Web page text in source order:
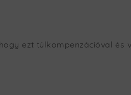
hogy ezt túlkompenzációval és